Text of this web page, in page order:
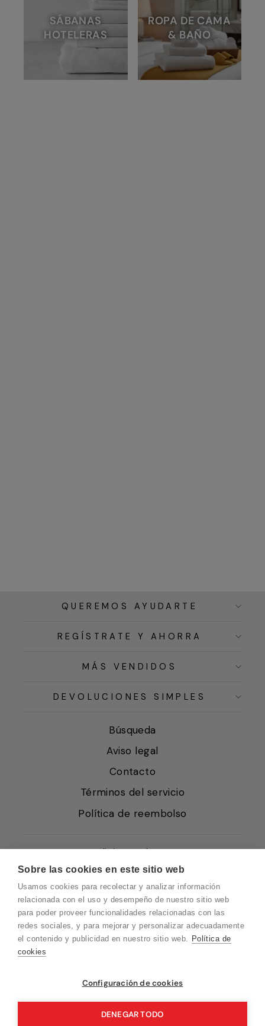
Sobre las cookies en este sitio web
Usamos cookies para recolectar y analizar información
relacionada con el uso y desempeño de nuestro sitio web
para poder proveer funcionalidades relacionadas con las
redes sociales, y para mejorar y personalizar adecuadamente
el contenido y publicidad en nuestro sitio web. Política de
cookies
Configuración de cookies
DENEGAR TODO
SÁBANAS
HOTELERAS
ROPA DE CAMA
& BAÑO
QUEREMOS AYUDARTE
REGÍSTRATE Y AHORRA
MÁS VENDIDOS
DEVOLUCIONES SIMPLES
Búsqueda
Aviso legal
Contacto
Términos del servicio
Política de reembolso
Condiciones de Venta
Quiénes somos
Política de Cookies
Protección de Datos
Blog EN
Blog DE
Blog IT